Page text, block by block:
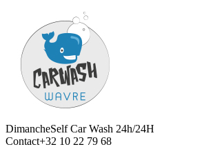
DimancheSelf Car Wash 24h/24H
Contact+32 10 22 79 68